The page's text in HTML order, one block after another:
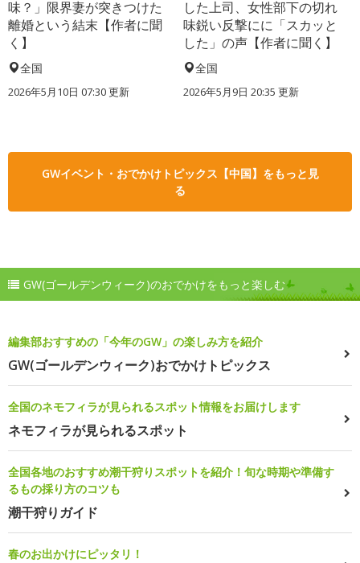
味？」限界妻が突きつけた
離婚という結末【作者に聞
く】
全国
2026年5月10日 07:30 更新
した上司、女性部下の切れ
味鋭い反撃にに「スカッと
した」の声【作者に聞く】
全国
2026年5月9日 20:35 更新
GWイベント・おでかけトピックス【中国】をもっと見
る
GW(ゴールデンウィーク)のおでかけをもっと楽しむ
編集部おすすめの「今年のGW」の楽しみ方を紹介
GW(ゴールデンウィーク)おでかけトピックス
全国のネモフィラが見られるスポット情報をお届けします
ネモフィラが見られるスポット
全国各地のおすすめ潮干狩りスポットを紹介！旬な時期や準備す
るもの採り方のコツも
潮干狩りガイド
春のお出かけにピッタリ！